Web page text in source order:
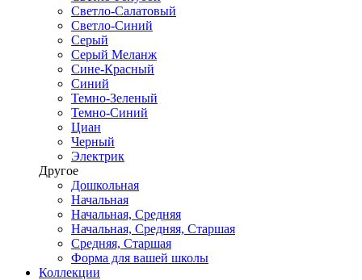
Светло-Салатовый
Светло-Синий
Серый
Серый Меланж
Сине-Красный
Синий
Темно-Зеленый
Темно-Синий
Циан
Черный
Электрик
Другое
Дошкольная
Начальная
Начальная, Средняя
Начальная, Средняя, Старшая
Средняя, Старшая
Форма для вашей школы
Коллекции